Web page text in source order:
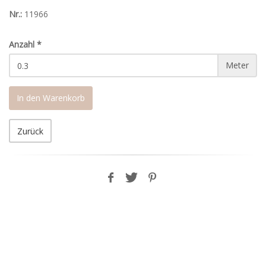
Nr.: 11966
Anzahl *
Meter
In den Warenkorb
Zurück